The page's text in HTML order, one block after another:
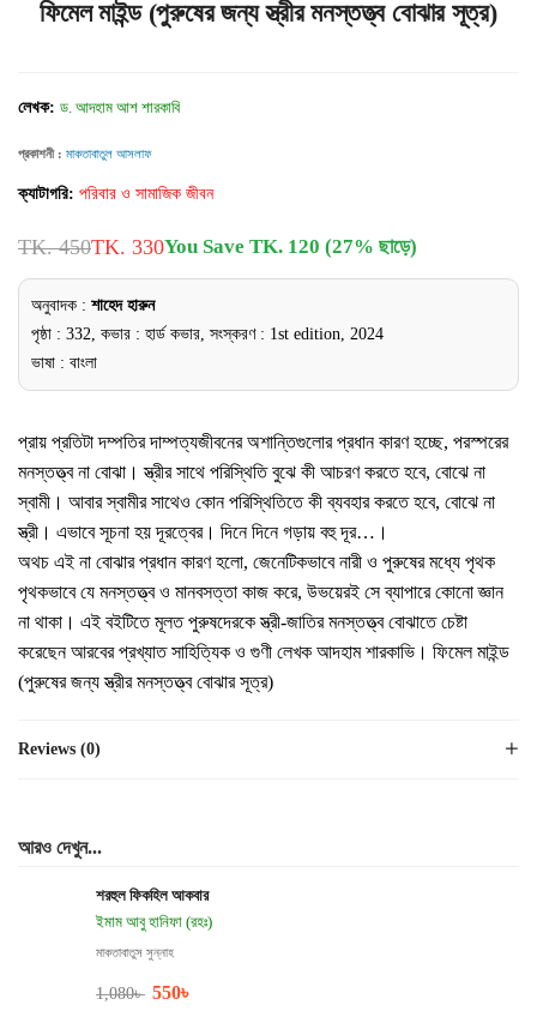
ফিমেল মাইন্ড (পুরুষের জন্য স্ত্রীর মনস্তত্ত্ব বোঝার সূত্র)
লেখক: ড. আদহাম আশ শারকাবি
প্রকাশনী : মাকতাবাতুল আসলাফ
ক্যাটাগরি: পরিবার ও সামাজিক জীবন
TK. 450TK. 330You Save TK. 120 (27% ছাড়ে)
অনুবাদক : শাহেদ হারুন
পৃষ্ঠা : 332, কভার : হার্ড কভার, সংস্করণ : 1st edition, 2024
ভাষা : বাংলা
প্রায় প্রতিটা দম্পতির দাম্পত্যজীবনের অশান্তিগুলোর প্রধান কারণ হচ্ছে, পরস্পরের
মনস্তত্ত্ব না বোঝা। স্ত্রীর সাথে পরিস্থিতি বুঝে কী আচরণ করতে হবে, বোঝে না
স্বামী। আবার স্বামীর সাথেও কোন পরিস্থিতিতে কী ব্যবহার করতে হবে, বোঝে না
স্ত্রী। এভাবে সূচনা হয় দূরত্বের। দিনে দিনে গড়ায় বহু দূর…।
অথচ এই না বোঝার প্রধান কারণ হলো, জেনেটিকভাবে নারী ও পুরুষের মধ্যে পৃথক
পৃথকভাবে যে মনস্তত্ত্ব ও মানবসত্তা কাজ করে, উভয়েরই সে ব্যাপারে কোনো জ্ঞান
না থাকা। এই বইটিতে মূলত পুরুষদেরকে স্ত্রী-জাতির মনস্তত্ত্ব বোঝাতে চেষ্টা
করেছেন আরবের প্রখ্যাত সাহিত্যিক ও গুণী লেখক আদহাম শারকাভি। ফিমেল মাইন্ড
(পুরুষের জন্য স্ত্রীর মনস্তত্ত্ব বোঝার সূত্র)
Reviews (0)
আরও দেখুন...
শরহুল ফিকহিল আকবার
ইমাম আবু হানিফা (রহঃ)
মাকতাবাতুস সুন্নাহ
1,080৳ 550৳